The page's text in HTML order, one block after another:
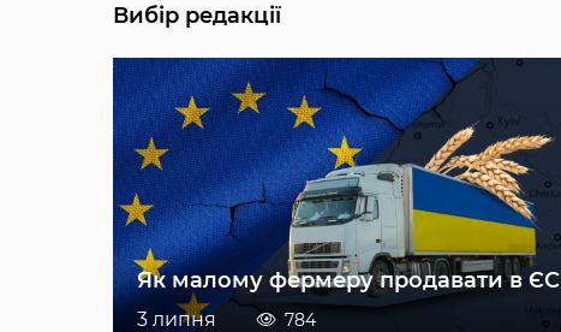
Вибір редакції
Як малому фермеру продавати в ЄС
3 липня 784